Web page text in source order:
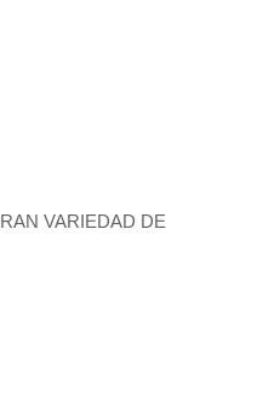
VARIEDAD DE